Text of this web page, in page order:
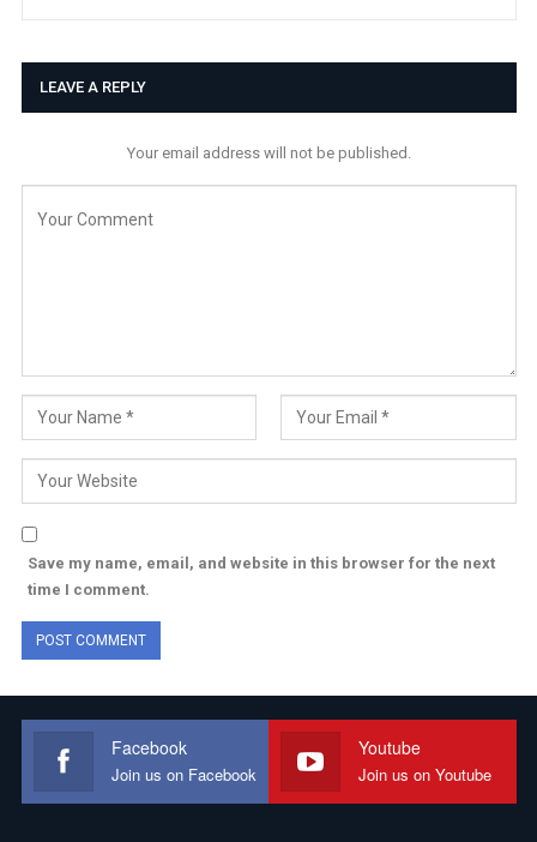
LEAVE A REPLY
Your email address will not be published.
Save my name, email, and website in this browser for the next
time I comment.
Facebook
Join us on Facebook
Youtube
Join us on Youtube